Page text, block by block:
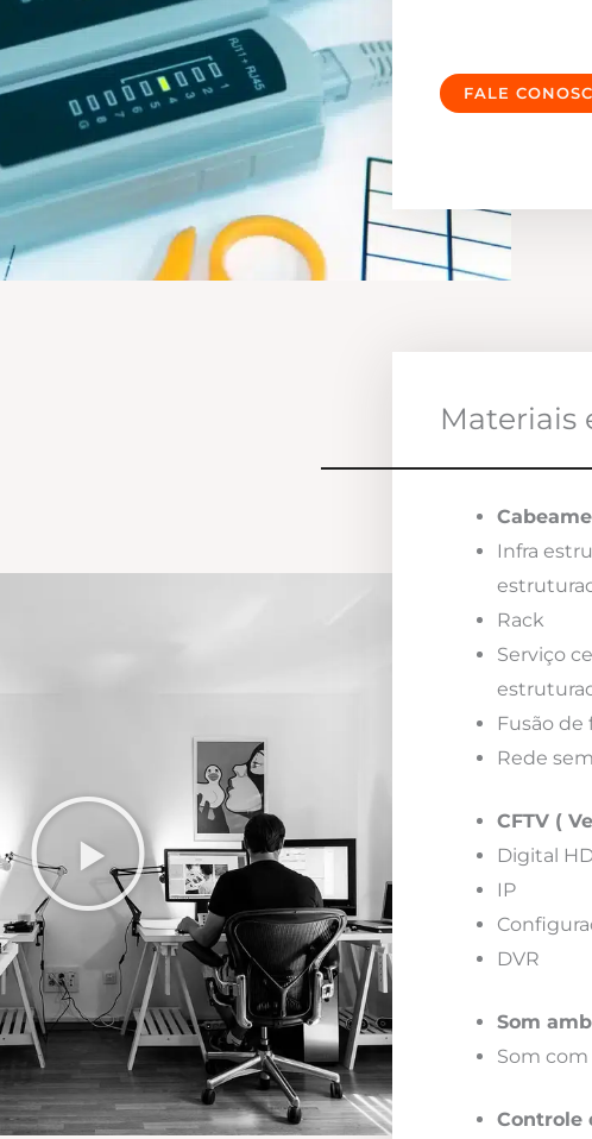
FALE
Materiais
Infra
Rack
Serviço
Fusão de
Rede
CFTV (
Digital
IP
DVR
Som
Som
Controle